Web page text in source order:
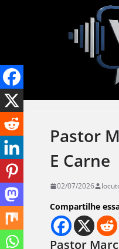
Pastor
E Carne
02/07/2026
Compartilhe
Pastor